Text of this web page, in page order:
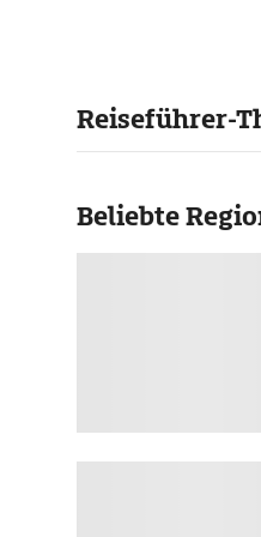
Reiseführer-
Beliebte